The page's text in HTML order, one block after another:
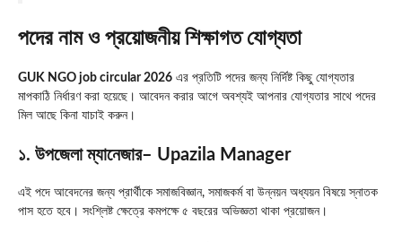
পদের নাম ও প্রয়োজনীয় শিক্ষাগত যোগ্যতা
GUK NGO job circular 2026 এর প্রতিটি পদের জন্য নির্দিষ্ট কিছু যোগ্যতার
মাপকাঠি নির্ধারণ করা হয়েছে। আবেদন করার আগে অবশ্যই আপনার যোগ্যতার সাথে পদের
মিল আছে কিনা যাচাই করুন।
১. উপজেলা ম্যানেজার– Upazila Manager
এই পদে আবেদনের জন্য প্রার্থীকে সমাজবিজ্ঞান, সমাজকর্ম বা উন্নয়ন অধ্যয়ন বিষয়ে স্নাতক
পাস হতে হবে। সংশ্লিষ্ট ক্ষেত্রে কমপক্ষে ৫ বছরের অভিজ্ঞতা থাকা প্রয়োজন।